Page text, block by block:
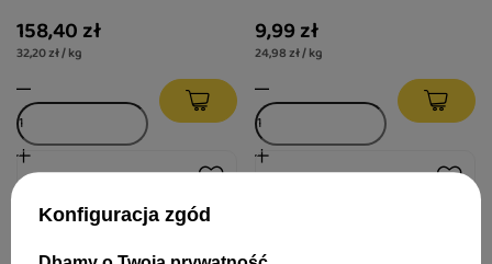
158,40 zł
32,20 zł / kg
9,99 zł
24,98 zł / kg
Konfiguracja zgód